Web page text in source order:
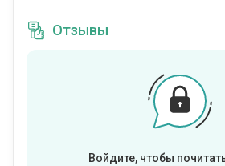
Отзывы
Войдите, чтобы